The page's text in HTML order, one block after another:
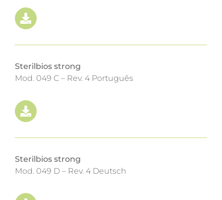
Sterilbios strong
Mod. 049 C – Rev. 4 Português
Sterilbios strong
Mod. 049 D – Rev. 4 Deutsch